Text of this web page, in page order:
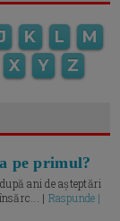
K L
M
X Y Z
pe primul?
ani de așteptări
| Raspunde |